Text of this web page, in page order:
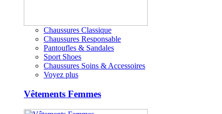
Chaussures Classique
Chaussures Responsable
Pantoufles & Sandales
Sport Shoes
Chaussures Soins & Accessoires
Voyez plus
Vêtements Femmes